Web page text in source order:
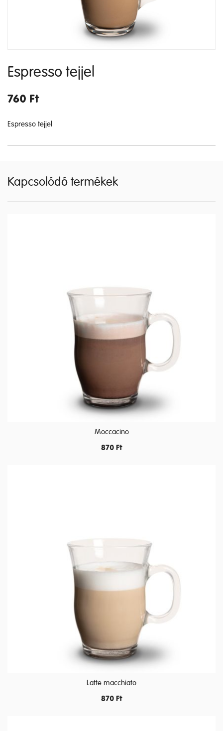
Espresso tejjel
760 Ft
Espresso tejjel
Kapcsolódó termékek
Moccacino
870 Ft
Latte macchiato
870 Ft